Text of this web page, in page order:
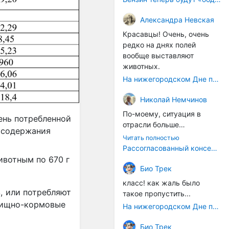
потребленной
по 670 г
или потребляют
кормовые
безусловно, интересно и
правильно, но это внешний
слой.
А хорошо было бы,
например, не просто
восстановить углицкую
колбасу как артефакт, а
вернуть сам
принцип: продукт как
голос места.Многие
старые рецепты
сохранились в архивах, у
потомков мастеров, в
краеведческих музеях.
Начать можно с их
оцифровки, изучения,
адаптации под
современные санитарные
быть сырьевая
Александра Невская
Красавцы! Очень, очень
редко на днях полей
вообще выставляют
животных.
На нижегородском Дне поля было очень много животных
Николай Немчинов
По-моему, ситуация в
отрасли больше
напоминает какие-то
судороги, чем
каждому отдельному
ведомству результаты
глубоко безразлично, что
производство падает,
главное - выставить
ситуацию по своему
Читать полностью
Рассогласованный консенсус
Био Трек
класс! как жаль было
такое пропустить...
На нижегородском Дне поля было очень много животных
Био Трек